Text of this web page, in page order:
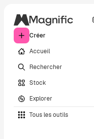
Créer
Accueil
Rechercher
Stock
Explorer
Tous les outils